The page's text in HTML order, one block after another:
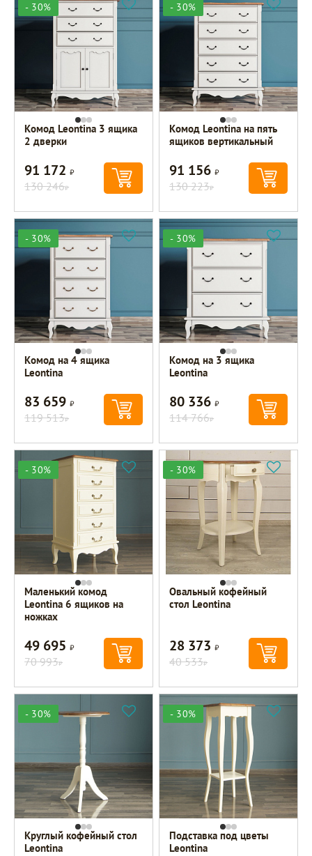
- 30%
Комод Leontina 3 ящика
2 дверки
91 172Р
130 246Р
- 30%
Комод Leontina на пять
ящиков вертикальный
91 156Р
130 223Р
- 30%
Комод на 4 ящика
Leontina
83 659Р
119 513Р
- 30%
Комод на 3 ящика
Leontina
80 336Р
114 766Р
- 30%
Маленький комод
Leontina 6 ящиков на
ножках
49 695Р
70 993Р
- 30%
Овальный кофейный
стол Leontina
28 373Р
40 533Р
- 30%
Круглый кофейный стол
Leontina
- 30%
Подставка под цветы
Leontina